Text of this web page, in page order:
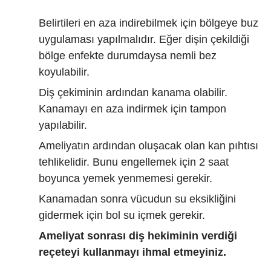
Belirtileri en aza indirebilmek için bölgeye buz
uygulaması yapılmalıdır. Eğer dişin çekildiği
bölge enfekte durumdaysa nemli bez
koyulabilir.
Diş çekiminin ardından kanama olabilir.
Kanamayı en aza indirmek için tampon
yapılabilir.
Ameliyatın ardından oluşacak olan kan pıhtısı
tehlikelidir. Bunu engellemek için 2 saat
boyunca yemek yenmemesi gerekir.
Kanamadan sonra vücudun su eksikliğini
gidermek için bol su içmek gerekir.
Ameliyat sonrası diş hekiminin verdiği
reçeteyi kullanmayı ihmal etmeyiniz.